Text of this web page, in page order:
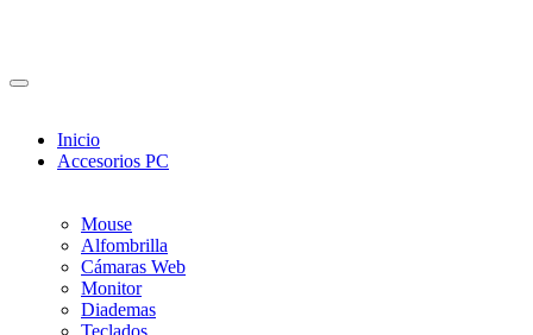
Inicio
Accesorios PC
Mouse
Alfombrilla
Cámaras Web
Monitor
Diademas
Teclados